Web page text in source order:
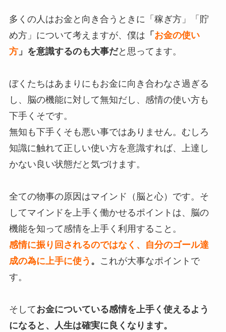
多くの人はお金と向き合うときに「稼ぎ方」「貯
め方」について考えますが、僕は 「 お金の使い
方」を意識するのも大事だと思ってます。
ぼくたちはあまりにもお金に向き合わなさ過ぎる
し、脳の機能に対して無知だし、感情の使い方も
下手くそです。
無知も下手くそも悪い事ではありません。むしろ
知識に触れて正しい使い方を意識すれば、上達し
かない良い状態だと気づけます。
全ての物事の原因はマインド（脳と心）です。そ
してマインドを上手く働かせるポイントは、脳の
機能を知って感情を上手く利用すること。
感情に振り回されるのではなく、自分のゴール達
成の為に上手に使う 。
これが大事なポイントで
す。
そしてお金についている感情を上手く使えるよう
になると、人生は確実に良くなります。